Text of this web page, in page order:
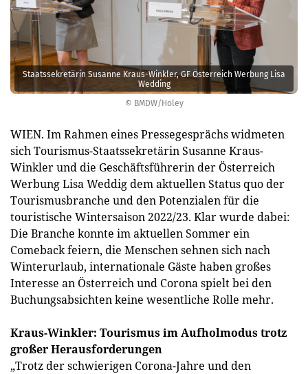
© BMDW/Holey
Staatssekretärin Susanne Kraus-Winkler, GF Österreich Werbung Lisa
Wedding
WIEN. Im Rahmen eines Pressegesprächs widmeten
sich Tourismus-Staatssekretärin Susanne Kraus-
Winkler und die Geschäftsführerin der Österreich
Werbung Lisa Weddig dem aktuellen Status quo der
Tourismusbranche und den Potenzialen für die
touristische Wintersaison 2022/23. Klar wurde dabei:
Die Branche konnte im aktuellen Sommer ein
Comeback feiern, die Menschen sehnen sich nach
Winterurlaub, internationale Gäste haben großes
Interesse an Österreich und Corona spielt bei den
Buchungsabsichten keine wesentliche Rolle mehr.
Kraus-Winkler: Tourismus im Aufholmodus trotz
großer Herausforderungen
„Trotz der schwierigen Corona-Jahre und den